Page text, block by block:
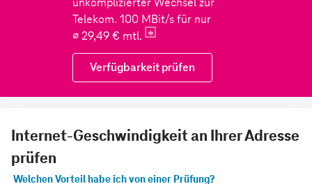
Internet-Geschwindigkeit an Ihrer Adresse
prüfen
Welchen Vorteil habe ich von einer Prüfung?